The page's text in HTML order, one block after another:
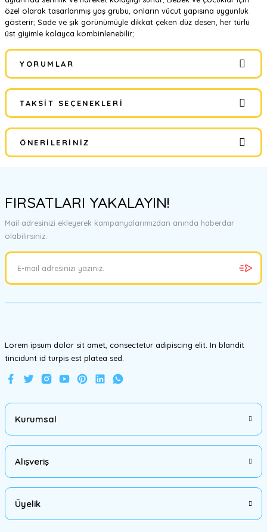
özel olarak tasarlanmış yaş grubu, onların vücut yapısına uygunluk
gösterir; Sade ve şık görünümüyle dikkat çeken düz desen, her türlü
üst giyimle kolayca kombinlenebilir;
YORUMLAR
Bu ürüne ilk yorumu siz yapın!
Yorum Yaz
TAKSIT SEÇENEKLERI
ÖNERILERINIZ
tarafımıza iletebilirsiniz.
Görüş ve önerileriniz için teşekkür ederiz.
Ürün resmi kalitesiz, bozuk veya görüntülenemiyor.
Ürün bilgilerinde hatalar bulunuyor.
FIRSATLARI YAKALAYIN!
Mail adresinizi ekleyerek kampanyalarımızdan anında haberdar
olabilirsiniz.
Lorem ipsum dolor sit amet, consectetur adipiscing elit. In blandit
tincidunt id turpis est platea sed.
Kurumsal
Alışveriş
Üyelik